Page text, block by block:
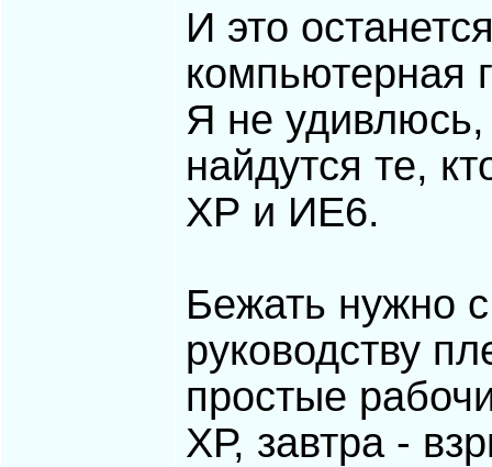
И это
компьютерная
Я не удивлюсь,
найдутся те,
ХР и ИЕ6.
Бежать нужно
руководству
простые
ХР, завтра -